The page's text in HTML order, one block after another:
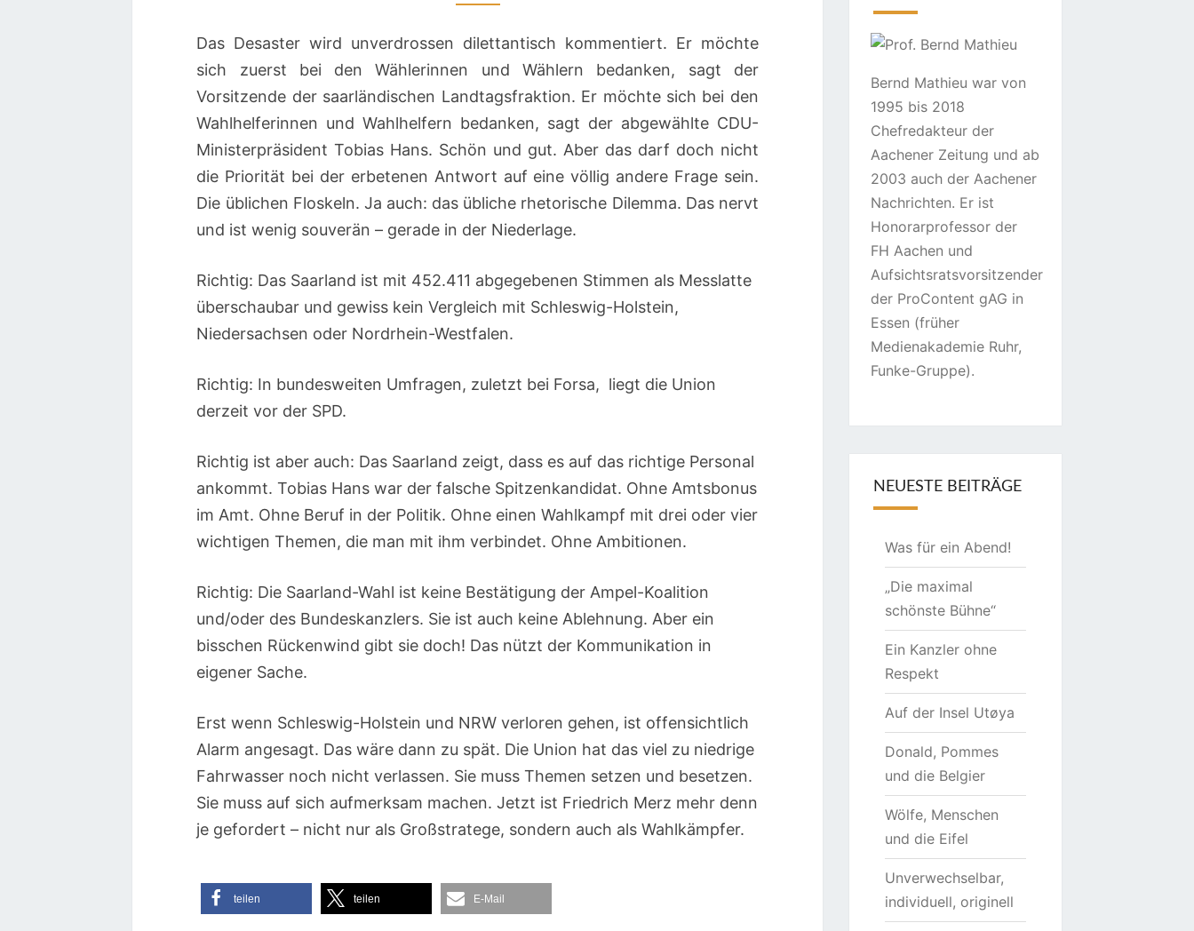
Das Desaster wird unverdrossen dilettantisch kommentiert. Er möchte
sich zuerst bei den Wählerinnen und Wählern bedanken, sagt der
Vorsitzende der saarländischen Landtagsfraktion. Er möchte sich bei den
Wahlhelferinnen und Wahlhelfern bedanken, sagt der abgewählte CDU-
Ministerpräsident Tobias Hans. Schön und gut. Aber das darf doch nicht
die Priorität bei der erbetenen Antwort auf eine völlig andere Frage sein.
Die üblichen Floskeln. Ja auch: das übliche rhetorische Dilemma. Das nervt
und ist wenig souverän – gerade in der Niederlage.
Richtig: Das Saarland ist mit 452.411 abgegebenen Stimmen als Messlatte
überschaubar und gewiss kein Vergleich mit Schleswig-Holstein,
Niedersachsen oder Nordrhein-Westfalen.
Richtig: In bundesweiten Umfragen, zuletzt bei Forsa, liegt die Union
derzeit vor der SPD.
Richtig ist aber auch: Das Saarland zeigt, dass es auf das richtige Personal
ankommt. Tobias Hans war der falsche Spitzenkandidat. Ohne Amtsbonus
im Amt. Ohne Beruf in der Politik. Ohne einen Wahlkampf mit drei oder vier
wichtigen Themen, die man mit ihm verbindet. Ohne Ambitionen.
Richtig: Die Saarland-Wahl ist keine Bestätigung der Ampel-Koalition
und/oder des Bundeskanzlers. Sie ist auch keine Ablehnung. Aber ein
bisschen Rückenwind gibt sie doch! Das nützt der Kommunikation in
eigener Sache.
Erst wenn Schleswig-Holstein und NRW verloren gehen, ist offensichtlich
Alarm angesagt. Das wäre dann zu spät. Die Union hat das viel zu niedrige
Fahrwasser noch nicht verlassen. Sie muss Themen setzen und besetzen.
Sie muss auf sich aufmerksam machen. Jetzt ist Friedrich Merz mehr denn
je gefordert – nicht nur als Großstratege, sondern auch als Wahlkämpfer.
teilen teilen E-Mail
Bernd Mathieu war von
1995 bis 2018
Chefredakteur der
Aachener Zeitung und ab
2003 auch der Aachener
Nachrichten. Er ist
Honorarprofessor der
FH Aachen und
Aufsichtsratsvorsitzender
der ProContent gAG in
Essen (früher
Medienakademie Ruhr,
Funke-Gruppe).
NEUESTE BEITRÄGE
Was für ein Abend!
„Die maximal
schönste Bühne“
Ein Kanzler ohne
Respekt
Auf der Insel Utøya
Donald, Pommes
und die Belgier
Wölfe, Menschen
und die Eifel
Unverwechselbar,
individuell, originell